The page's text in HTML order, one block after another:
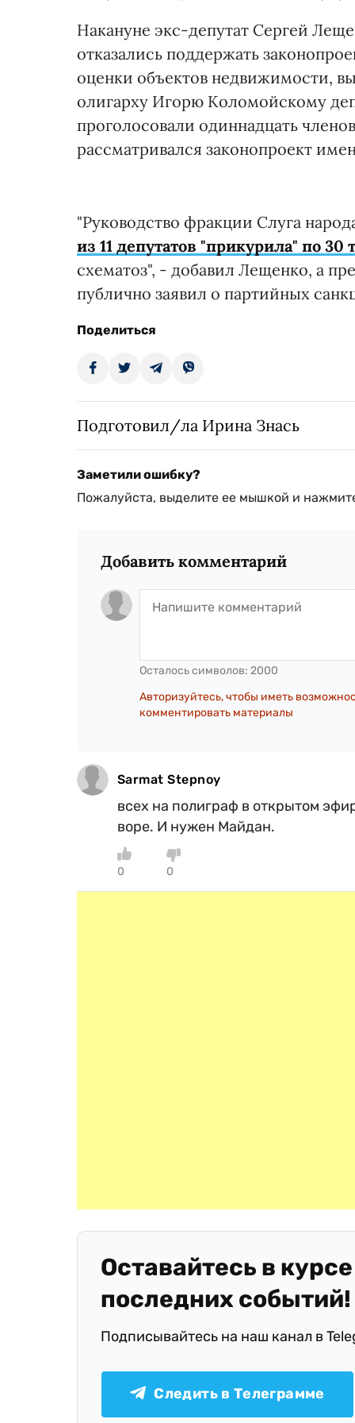
Накануне экс-депутат Сергей
отказались поддержать
оценки объектов недвижимости,
олигарху Игорю Коломойскому
проголосовали одиннадцать
рассматривался законопроект
"Руководство фракции Слуга
из 11 депутатов "прикурила" по
схематоз", - добавил Лещенко, а
публично заявил о партийных
Поделиться
Подготовил/ла Ирина Знась
Заметили ошибку?
Пожалуйста, выделите ее мышкой и
Добавить комментарий
Осталось символов: 2000
Авторизуйтесь, чтобы иметь
комментировать материалы
Sarmat Stepnoy
всех на полиграф в открытом
воре. И нужен Майдан.
0 0
Оставайтесь в курсе
последних событий!
Подписывайтесь на наш канал в
Следить в Телеграмме